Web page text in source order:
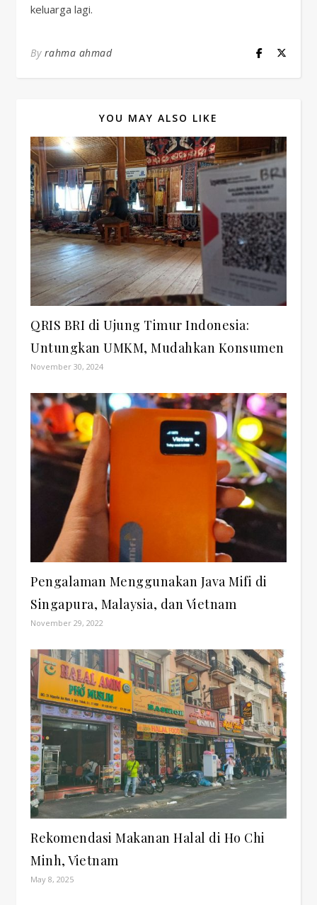
keluarga lagi.
By rahma ahmad
YOU MAY ALSO LIKE
QRIS BRI di Ujung Timur Indonesia:
Untungkan UMKM, Mudahkan Konsumen
November 30, 2024
Pengalaman Menggunakan Java Mifi di
Singapura, Malaysia, dan Vietnam
November 29, 2022
Rekomendasi Makanan Halal di Ho Chi
Minh, Vietnam
May 8, 2025